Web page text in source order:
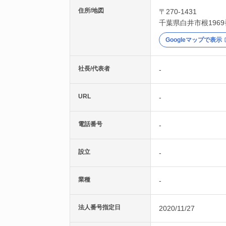
住所/地図
〒270-1431
千葉県白井市根1969
Googleマップで表示
社長/代表者 -
URL -
電話番号 -
設立 -
業種 -
法人番号指定日 2020/11/27